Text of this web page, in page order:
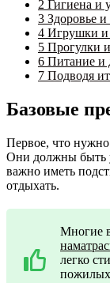
2 Гигиена и
3 Здоровье и
4 Игрушки и
5 Прогулки
6 Питание и
7 Подводя
Базовые
Первое, что
Они должны быть
важно иметь
отдыхать.
Многие
легко
пожилых